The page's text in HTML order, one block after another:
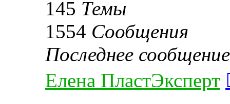
145 Темы
1554 Сообщения
Последнее сообщение
Елена ПластЭксперт